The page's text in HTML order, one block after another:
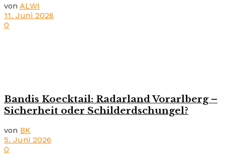
von ALWI
11. Juni 2026
0
Bandis Koecktail: Radarland Vorarlberg –
Sicherheit oder Schilderdschungel?
von BK
5. Juni 2026
0